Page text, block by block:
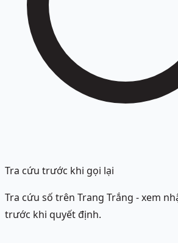
Tra cứu trước khi gọi lại
Tra cứu số trên Trang Trắng - xem
trước khi quyết định.